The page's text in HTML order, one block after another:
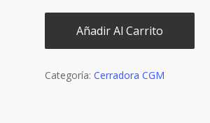
Añadir Al Carrito
Categoría: Cerradora CGM